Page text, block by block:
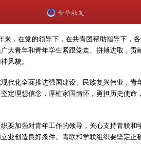
，在党的领导下，在共青团帮助指导下，各
大青年和青年学生紧跟党走、拼搏进取，贡
风貌。
化全面推进强国建设、民族复兴伟业，青
定理想信念，厚植家国情怀，勇担历史使命
加强对青年工作的领导，关心支持青联和
业创造良好条件。青联和学联组织要坚定正